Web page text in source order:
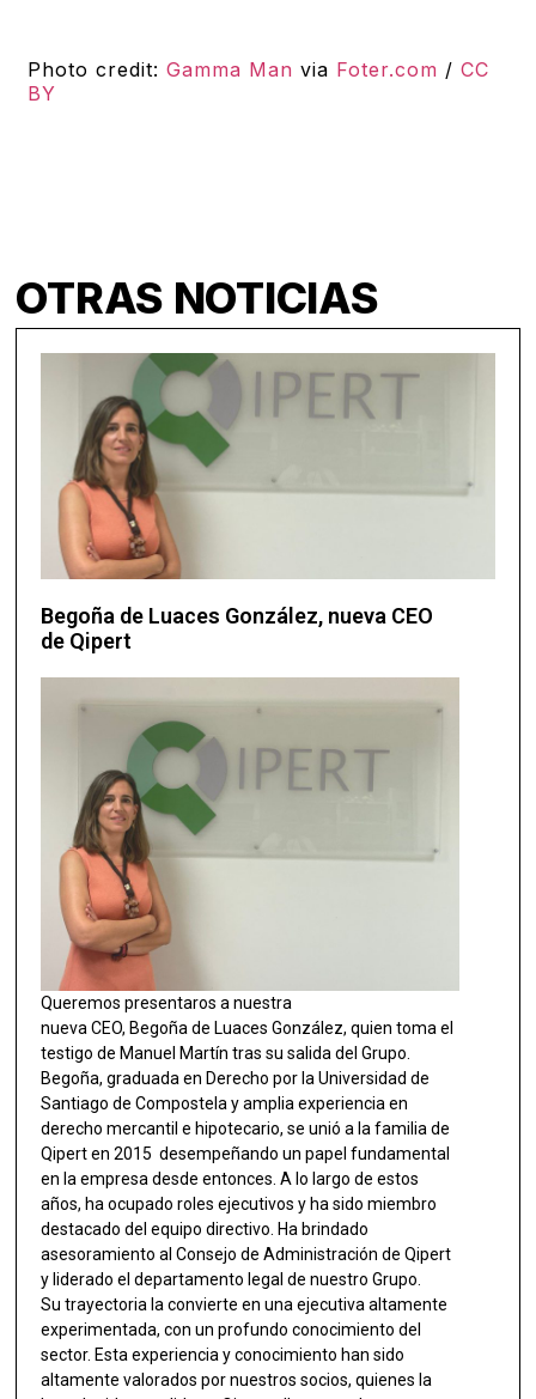
Photo credit:Gamma Man via Foter.com /CC
BY
OTRAS NOTICIAS
Begoña de Luaces González, nueva CEO
de Qipert
Queremos presentaros a nuestra
nueva CEO, Begoña de Luaces González, quien toma el
testigo de Manuel Martín tras su salida del Grupo.
Begoña, graduada en Derecho por la Universidad de
Santiago de Compostela y amplia experiencia en
derecho mercantil e hipotecario, se unió a la familia de
Qipert en 2015 desempeñando un papel fundamental
en la empresa desde entonces. A lo largo de estos
años, ha ocupado roles ejecutivos y ha sido miembro
destacado del equipo directivo. Ha brindado
asesoramiento al Consejo de Administración de Qipert
y liderado el departamento legal de nuestro Grupo.
Su trayectoria la convierte en una ejecutiva altamente
experimentada, con un profundo conocimiento del
sector. Esta experiencia y conocimiento han sido
altamente valorados por nuestros socios, quienes la